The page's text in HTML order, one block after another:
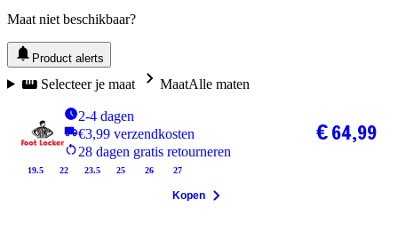
Maat niet beschikbaar?
Product alerts
Selecteer je maat MaatAlle maten
2-4 dagen
€3,99 verzendkosten
28 dagen gratis retourneren
19.5 22 23.5 25 26 27
€ 64,99
Kopen